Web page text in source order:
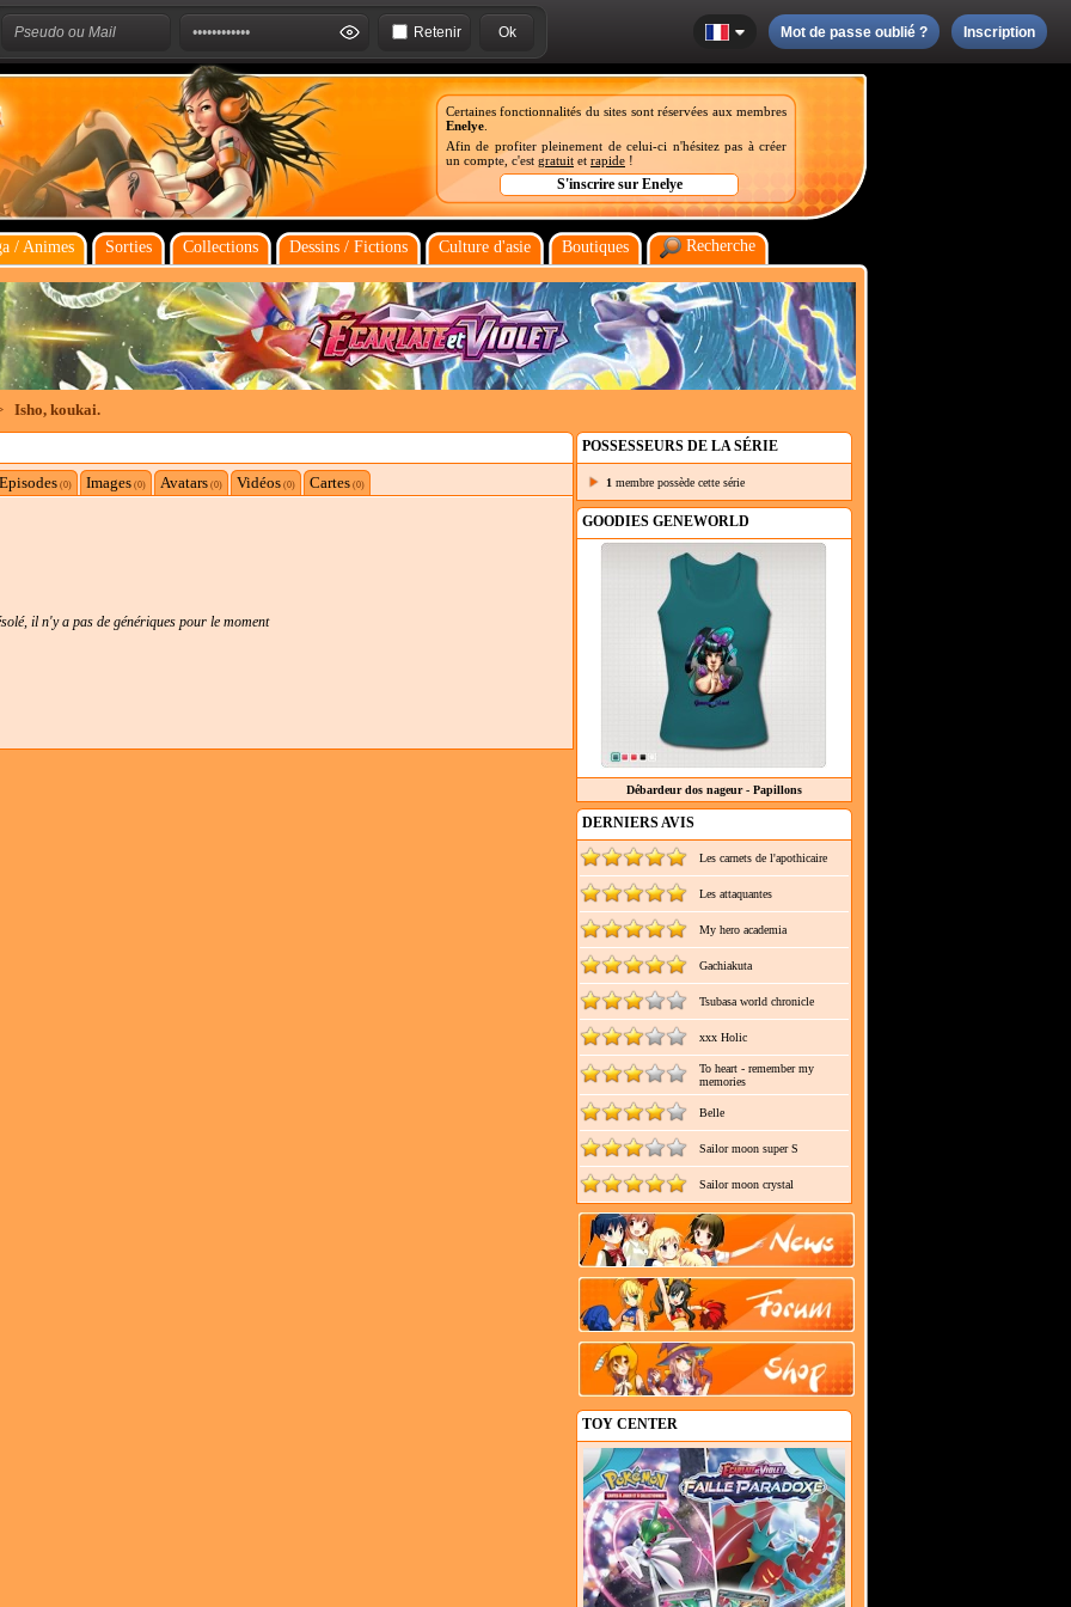
Retenir Mot de passe oublié ? Inscription
Certaines fonctionnalités du sites sont réservées aux membres
Enelye
Afin de profiter pleinement de celui-ci n'hésitez pas à créer
un compte, c'est gratuit et rapide !
/ Animes Sorties Collections Dessins / Fictions Culture d'asie Boutiques Recherche
Isho, koukai.
(0) Images(0) Avatars(0) Vidéos(0) Cartes(0)
il n'y a pas de génériques pour le moment
POSSESSEURS DE LA SÉRIE
1 membre possède cette série
GOODIES GENEWORLD
Débardeur dos nageur - Papillons
DERNIERS AVIS
Les carnets de l'apothicaire
Les attaquantes
My hero academia
Gachiakuta
Tsubasa world chronicle
xxx Holic
To heart - remember my
memories
Belle
Sailor moon super S
Sailor moon crystal
TOY CENTER